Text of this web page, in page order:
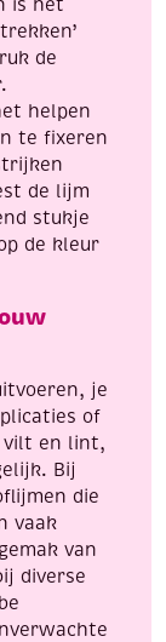
is het
de
helpen
te fixeren
de lijm
stukje
de kleur
je
of
vilt en lint,
Bij
die
vaak
van
diverse